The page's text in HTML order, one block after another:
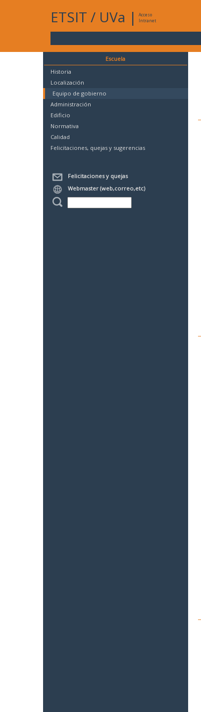
ETSIT / UVa |
Acceso
Intranet
Escuela
Historia
Localización
Equipo de gobierno
Administración
Edificio
Normativa
Calidad
Felicitaciones, quejas y sugerencias
Felicitaciones y quejas
Webmaster (web,correo,etc)